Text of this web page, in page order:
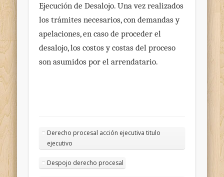
Ejecución de Desalojo. Una vez realizados
los trámites necesarios, con demandas y
apelaciones, en caso de proceder el
desalojo, los costos y costas del proceso
son asumidos por el arrendatario.
Derecho procesal acción ejecutiva titulo
ejecutivo
Despojo derecho procesal